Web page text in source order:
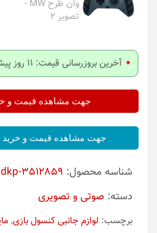
آخرین بروزرسانی قیمت: 11 روز پیش
جهت مشاهده قیمت و
جهت مشاهده قیمت و خرید
شناسه محصول: dkp-3512859
دسته: صوتی و تصویری
برچسب: لوازم جانبی کنسول بازی,